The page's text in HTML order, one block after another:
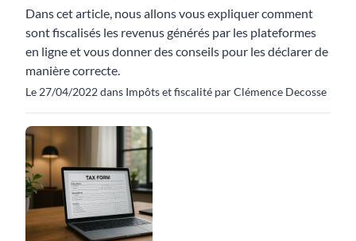
Dans cet article, nous allons vous expliquer comment
sont fiscalisés les revenus générés par les plateformes
en ligne et vous donner des conseils pour les déclarer de
manière correcte.
Le 27/04/2022 dans Impôts et fiscalité par Clémence Decosse